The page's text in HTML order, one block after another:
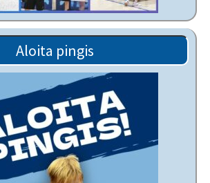
Aloita pingis